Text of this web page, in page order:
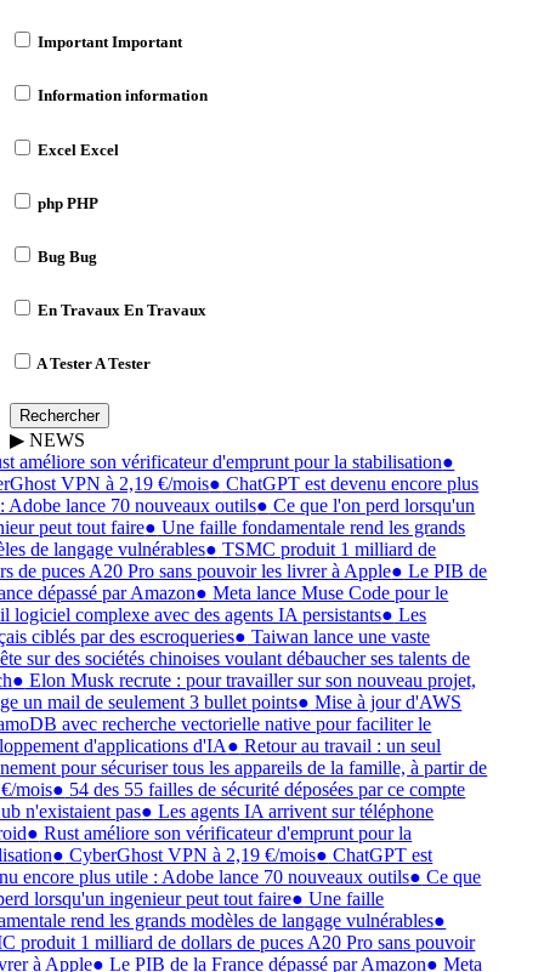
ImportantImportant
Information information
Excel Excel
php PHP
Bug Bug
En Travaux En Travaux
A TesterA Tester
Rechercher
▶ NEWS
améliore son vérificateur d'emprunt pour la stabilisation●
VPN à 2,19 €/mois●ChatGPT est devenu encore plus
Adobe lance 70 nouveaux outils●Ce que l'on perd lorsqu'un
peut tout faire●Une faille fondamentale rend les grands
de langage vulnérables●TSMC produit 1 milliard de
de puces A20 Pro sans pouvoir les livrer à Apple●Le PIB de
dépassé par Amazon●Meta lance Muse Code pour le
logiciel complexe avec des agents IA persistants●Les
ciblés par des escroqueries●Taiwan lance une vaste
sur des sociétés chinoises voulant débaucher ses talents de
●Elon Musk recrute : pour travailler sur son nouveau projet,
un mail de seulement 3 bullet points●Mise à jour d'AWS
avec recherche vectorielle native pour faciliter le
d'applications d'IA●Retour au travail : un seul
pour sécuriser tous les appareils de la famille, à partir de
mois●54 des 55 failles de sécurité déposées par ce compte
n'existaient pas●Les agents IA arrivent sur téléphone
●Rust améliore son vérificateur d'emprunt pour la
●CyberGhost VPN à 2,19 €/mois●ChatGPT est
encore plus utile : Adobe lance 70 nouveaux outils●Ce que
lorsqu'un ingenieur peut tout faire●Une faille
rend les grands modèles de langage vulnérables●
produit 1 milliard de dollars de puces A20 Pro sans pouvoir
à Apple●Le PIB de la France dépassé par Amazon●Meta